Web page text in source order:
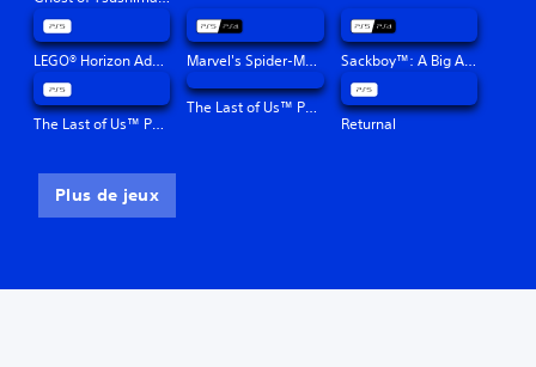
LEGO® Horizon Adventures™ Marvel's Spider-Man: Miles Morales Sackboy™: A Big Adventure
The Last of Us™ Part I
The Last of Us™ Part II Remastered
Returnal
Plus de jeux